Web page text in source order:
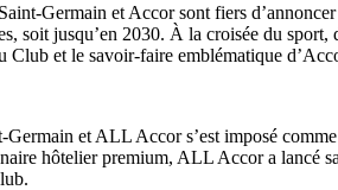
Germain et Accor sont fiers
soit jusqu’en 2030. À la croisée du
Club et le savoir-faire emblématique
et ALL Accor s’est imposé
hôtelier premium, ALL Accor a lancé